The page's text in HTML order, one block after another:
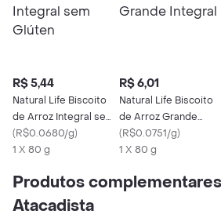
R$ 5,44
Natural Life Biscoito
de Arroz Integral sem
Glúten
(R$0.0680/g)
1 X 80 g
R$ 6,01
Natural Life Biscoito
de Arroz Grande
Integral
(R$0.0751/g)
1 X 80 g
Produtos
Atacadista